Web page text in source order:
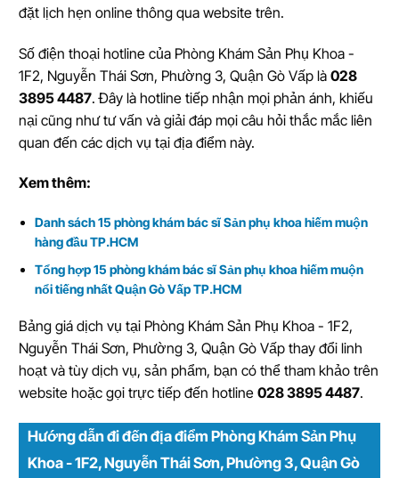
đặt lịch hẹn online thông qua website trên.
Số điện thoại hotline của Phòng Khám Sản Phụ Khoa -
1F2, Nguyễn Thái Sơn, Phường 3, Quận Gò Vấp là 028
3895 4487. Đây là hotline tiếp nhận mọi phản ánh, khiếu
nại cũng như tư vấn và giải đáp mọi câu hỏi thắc mắc liên
quan đến các dịch vụ tại địa điểm này.
Xem thêm:
Danh sách 15 phòng khám bác sĩ Sản phụ khoa hiếm muộn
hàng đầu TP.HCM
Tổng hợp 15 phòng khám bác sĩ Sản phụ khoa hiếm muộn
nổi tiếng nhất Quận Gò Vấp TP.HCM
Bảng giá dịch vụ tại Phòng Khám Sản Phụ Khoa - 1F2,
Nguyễn Thái Sơn, Phường 3, Quận Gò Vấp thay đổi linh
hoạt và tùy dịch vụ, sản phẩm, bạn có thể tham khảo trên
website hoặc gọi trực tiếp đến hotline 028 3895 4487.
Hướng dẫn đi đến địa điểm Phòng Khám Sản Phụ
Khoa - 1F2, Nguyễn Thái Sơn, Phường 3, Quận Gò